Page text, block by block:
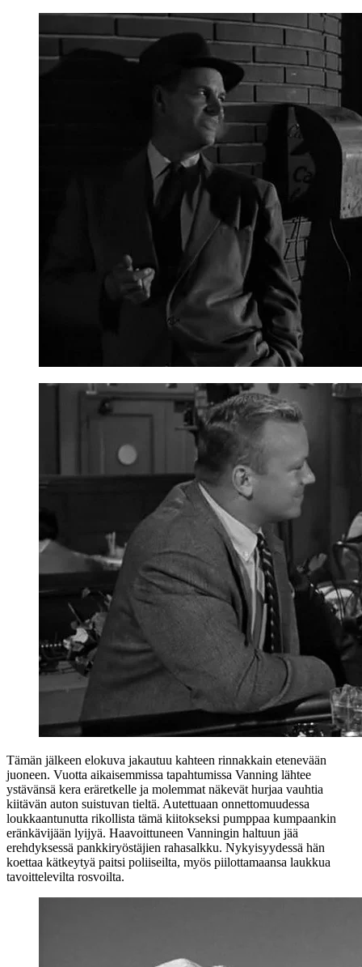
Tämän jälkeen elokuva jakautuu kahteen rinnakkain etenevään
juoneen. Vuotta aikaisemmissa tapahtumissa Vanning lähtee
ystävänsä kera eräretkelle ja molemmat näkevät hurjaa vauhtia
kiitävän auton suistuvan tieltä. Autettuaan onnettomuudessa
loukkaantunutta rikollista tämä kiitokseksi pumppaa kumpaankin
eränkävijään lyijyä. Haavoittuneen Vanningin haltuun jää
erehdyksessä pankkiryöstäjien rahasalkku. Nykyisyydessä hän
koettaa kätkeytyä paitsi poliiseilta, myös piilottamaansa laukkua
tavoittelevilta rosvoilta.